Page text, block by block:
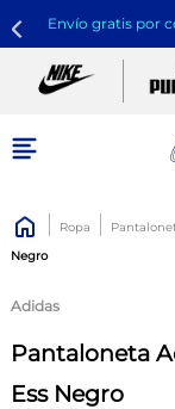
Envío gratis por
Ropa
Negro
Adidas
Pantaloneta
Ess Negro